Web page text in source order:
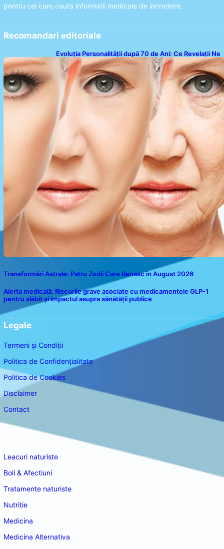
pentru cei care cauta informatii medicale de incredere.
Recomandari editoriale
Evoluția Personalității după 70 de Ani: Ce Revelații Ne
Oferă Studiile Psihologice
Transformări Astrale: Patru Zodii Care Renasc în August 2026
Alerta medicală: Riscurile grave asociate cu medicamentele GLP-1
pentru slăbit și impactul asupra sănătății publice
Legale
Termeni și Condiții
Politica de Confidențialitate
Politica de Cookies
Disclaimer
Contact
Leacuri naturiste
Boli & Afectiuni
Tratamente naturiste
Nutritie
Medicina
Medicina Alternativa